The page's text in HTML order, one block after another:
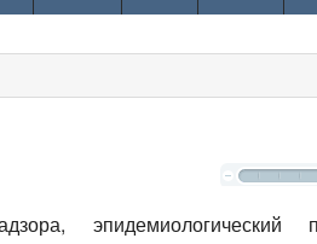
эпидемиологический